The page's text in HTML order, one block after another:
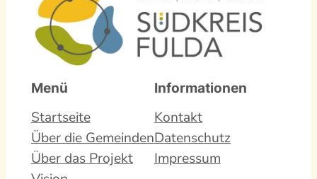
Menü
Startseite
Über die Gemeinden
Über das Projekt
Informationen
Kontakt
Datenschutz
Impressum